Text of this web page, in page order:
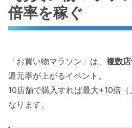
倍率を稼ぐ
「お買い物マラソン」は、 複数
還元率が上がるイベント。
10店舗で購入すれば最大+10倍
なります。